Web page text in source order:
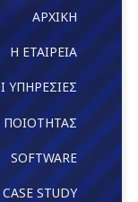
ΑΡΧΙΚΗ
Η ΕΤΑΙΡΕΙΑ
ΥΠΗΡΕΣΙΕΣ
ΠΟΙΟΤΗΤΑΣ
SOFTWARE
CASE STUDY